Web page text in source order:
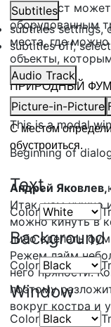
Subtitles
subtitles settings,
subtitles off,
Audio Track
Picture-in-Picture
This is a modal
Beginning of
Text
Color
Background
Color
Window
Color
где турист
оборудованным
места, где
объекты,
ПРИРОДНЫЙ
С местом
обустроиться.
Андрей Яковлев,
Итак, нам нужно
можно кинуть в
либо сделать
Режем лайм
него пряности.
поэтому
вокруг костра и